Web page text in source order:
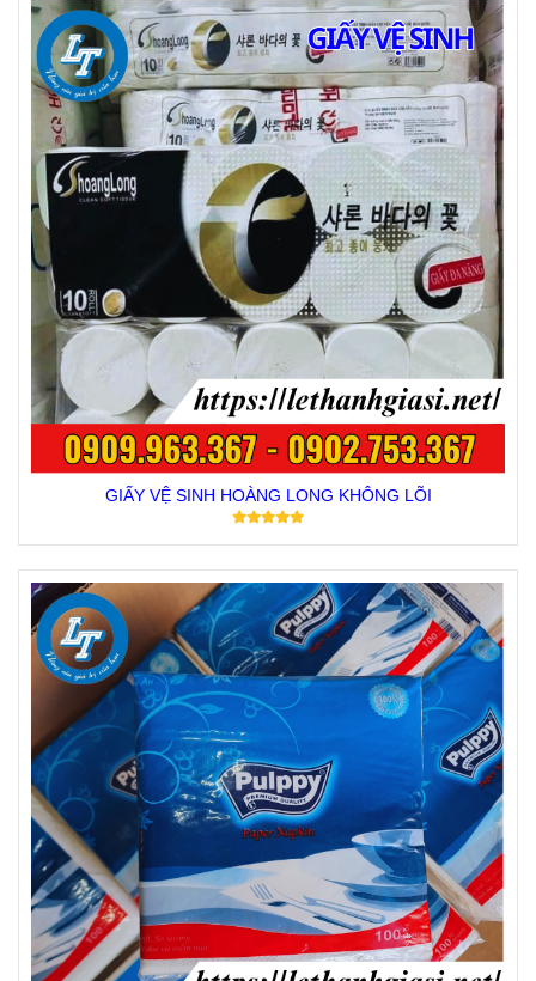
GIẤY VỆ SINH HOÀNG LONG KHÔNG LÕI